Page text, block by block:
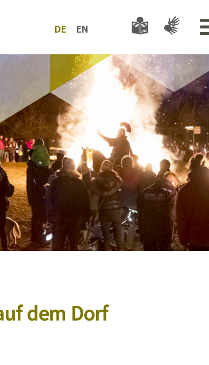
DE EN
dem Dorf